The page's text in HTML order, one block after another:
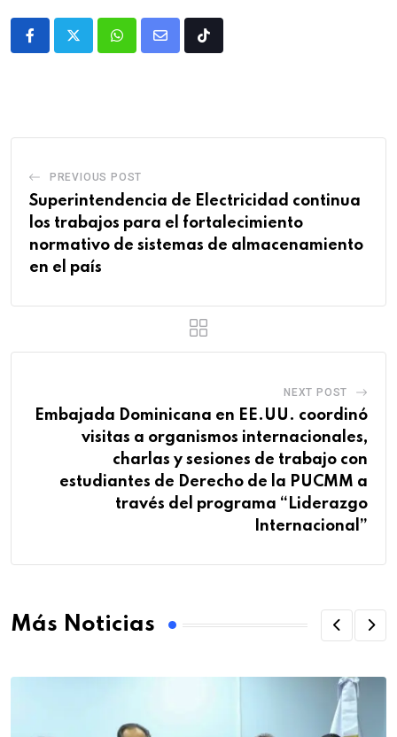
PREVIOUS POST
Superintendencia de Electricidad continua
los trabajos para el fortalecimiento
normativo de sistemas de almacenamiento
en el país
NEXT POST
Embajada Dominicana en EE.UU. coordinó
visitas a organismos internacionales,
charlas y sesiones de trabajo con
estudiantes de Derecho de la PUCMM a
través del programa “Liderazgo
Internacional”
Más Noticias